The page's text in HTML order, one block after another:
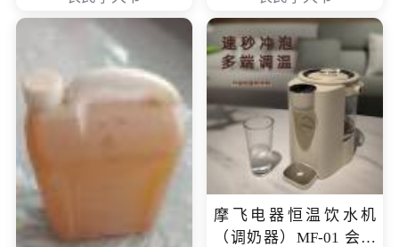
摩飞电器恒温饮水机
（调奶器）MF-01 会员